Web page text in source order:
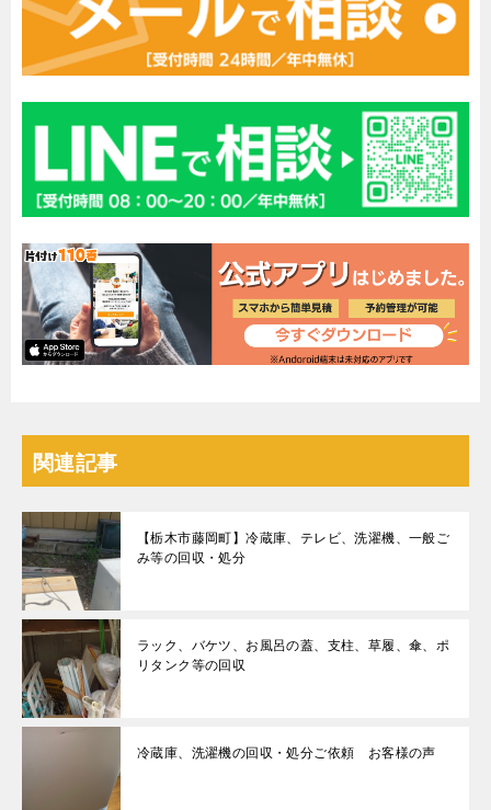
関連記事
【栃木市藤岡町】冷蔵庫、テレビ、洗濯機、一般ご
み等の回収・処分
ラック、バケツ、お風呂の蓋、支柱、草履、傘、ポ
リタンク等の回収
冷蔵庫、洗濯機の回収・処分ご依頼 お客様の声